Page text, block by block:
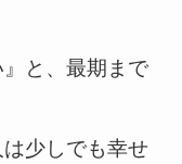
』と、最期まで
少しでも幸せ